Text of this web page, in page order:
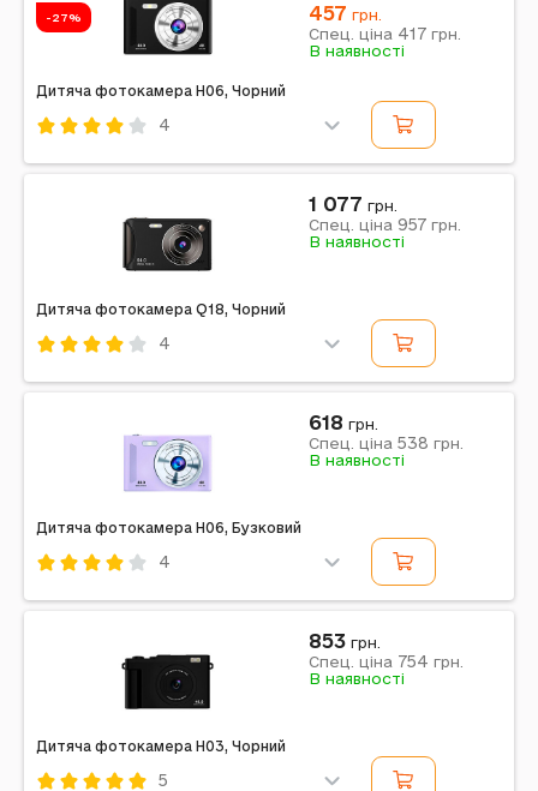
-27%
Дитяча фотокамера H06, Чорний
4
Примітка: Filter CCD 4K 48Mp, 8GB to 128GB TF
457 грн.
Спец. ціна 417 грн.
В наявності
Дитяча фотокамера Q18, Чорний
4
Примітка: LCD 4K, Digital Zoom 18x, 64Mp, 4GB to
1 077 грн.
Спец. ціна 957 грн.
В наявності
Дитяча фотокамера H06, Бузковий
4
Примітка: Filter CCD 4K 48Mp, 8GB to 128GB TF
618 грн.
Спец. ціна 538 грн.
В наявності
Дитяча фотокамера H03, Чорний
5
853 грн.
Спец. ціна 754 грн.
В наявності